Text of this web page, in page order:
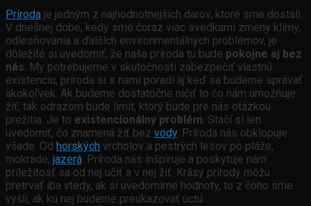
Príroda je jedným z najhodnotnejších darov, ktoré sme dostali.
V dnešnej dobe, kedy sme čoraz viac svedkami zmeny klímy,
odlesňovania a ďalších environmentálnych problémov, je
dôležité si uvedomiť, že naša príroda tu bude pokojne aj bez
nás. My potrebujeme v skutočnosti zabezpečiť vlastnú
existenciu, príroda si s nami poradí aj keď sa budeme správať
akokoľvek. Ak budeme dostatočne ničiť to čo nám umožňuje
žiť, tak odrazom bude limit, ktorý bude pre nás otázkou
prežitia. Je to existencionálny problém. Stačí si len
uvedomiť, čo znamená žiť bez vody. Príroda nás obklopuje
všade. Od horských vrcholov a pestrých lesov po pláže,
mokrade, jazerá. Príroda nás inšpiruje a poskytuje nám
príležitosť sa od nej učiť a v nej žiť. Krásy prírody môžu
pretrvať iba vtedy, ak si uvedomíme hodnoty, to z čoho sme
vyšli, ak ku nej budeme preukazovať úctu.